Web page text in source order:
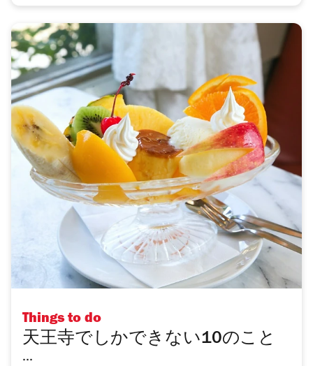
Things to do
天王寺でしかできない10のこと
...